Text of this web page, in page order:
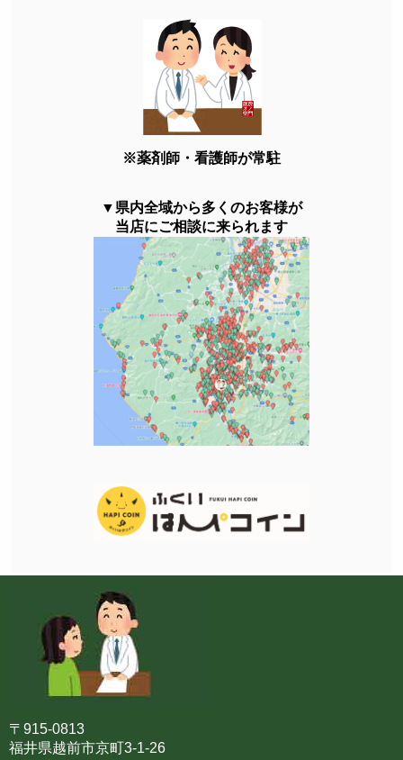
※薬剤師・看護師が常駐
▼県内全域から多くのお客様が
当店にご相談に来られます
〒915-0813
福井県越前市京町3-1-26